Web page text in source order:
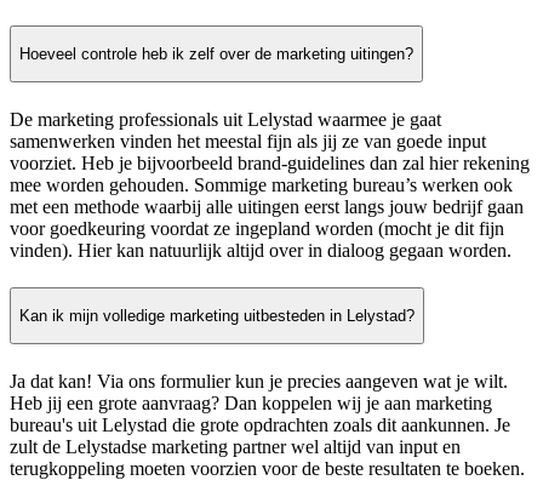
Hoeveel controle heb ik zelf over de marketing uitingen?
De marketing professionals uit Lelystad waarmee je gaat
samenwerken vinden het meestal fijn als jij ze van goede input
voorziet. Heb je bijvoorbeeld brand-guidelines dan zal hier rekening
mee worden gehouden. Sommige marketing bureau’s werken ook
met een methode waarbij alle uitingen eerst langs jouw bedrijf gaan
voor goedkeuring voordat ze ingepland worden (mocht je dit fijn
vinden). Hier kan natuurlijk altijd over in dialoog gegaan worden.
Kan ik mijn volledige marketing uitbesteden in Lelystad?
Ja dat kan! Via ons formulier kun je precies aangeven wat je wilt.
Heb jij een grote aanvraag? Dan koppelen wij je aan marketing
bureau's uit Lelystad die grote opdrachten zoals dit aankunnen. Je
zult de Lelystadse marketing partner wel altijd van input en
terugkoppeling moeten voorzien voor de beste resultaten te boeken.